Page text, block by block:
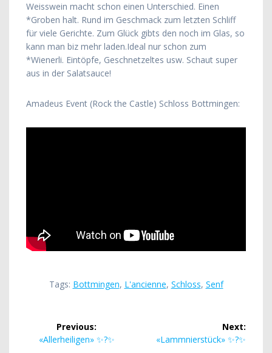
Weisswein macht schon einen Unterschied. Einen
*Groben halt. Rund im Geschmack zum letzten Schliff
für viele Gerichte. Zum Glück gibts den noch im Glas, so
kann man biz mehr laden.Ideal nur schon zum
*Wienerli. Eintöpfe, Geschnetzeltes usw. Schaut super
aus in der Salatsauce!
Amadeus Event (Rock the Castle) Schloss Bottmingen:
Tags: Bottmingen, L'ancienne, Schloss, Senf
Beitragsnavigation
Previous:
Previous
«Allerheiligen» ✨?✨
Next:
Next
«Lammnierstück» ✨?✨